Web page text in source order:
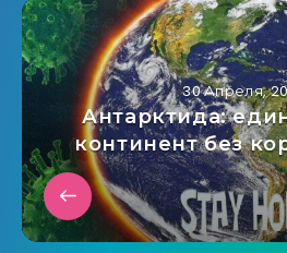
30 Апреля,
Антарктида:
континент без